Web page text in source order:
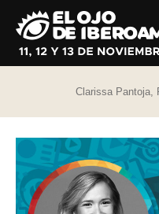
contenido
Clarissa Pantoja,